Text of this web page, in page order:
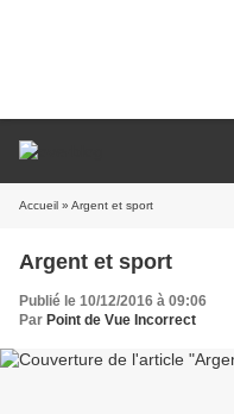
Accueil » Argent et sport
Argent et sport
Publié le 10/12/2016 à 09:06
Par Point de Vue Incorrect